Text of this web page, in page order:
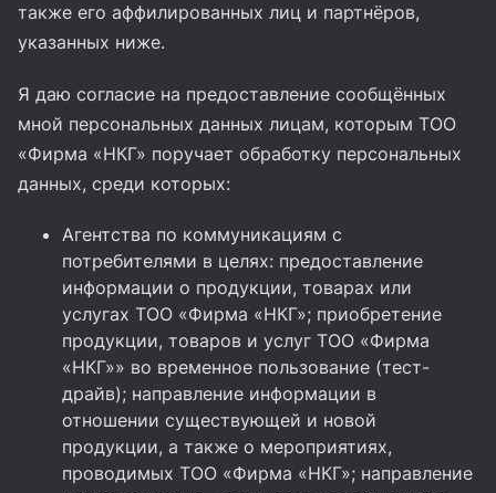
также его аффилированных лиц и партнёров,
указанных ниже.
Я даю согласие на предоставление сообщённых
мной персональных данных лицам, которым ТОО
«Фирма «НКГ» поручает обработку персональных
данных, среди которых:
Агентства по коммуникациям с
потребителями в целях: предоставление
информации о продукции, товарах или
услугах ТОО «Фирма «НКГ»; приобретение
продукции, товаров и услуг ТОО «Фирма
«НКГ»» во временное пользование (тест-
драйв); направление информации в
отношении существующей и новой
продукции, а также о мероприятиях,
проводимых ТОО «Фирма «НКГ»; направление